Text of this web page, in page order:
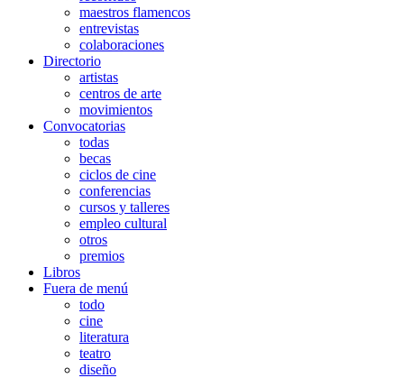
maestros flamencos
entrevistas
colaboraciones
Directorio
artistas
centros de arte
movimientos
Convocatorias
todas
becas
ciclos de cine
conferencias
cursos y talleres
empleo cultural
otros
premios
Libros
Fuera de menú
todo
cine
literatura
teatro
diseño